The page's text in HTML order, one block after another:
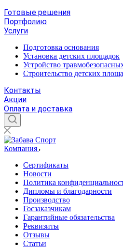
Готовые решения
Портфолию
Услуги
Подготовка основания
Установка детских площадок
Устройство
Строительство детских
Контакты
Акции
Оплата и доставка
Компания
Сертификаты
Новости
Политика
Дипломы и благодарности
Производство
Госзаказчикам
Гарантийные обязательства
Реквизиты
Отзывы
Статьи